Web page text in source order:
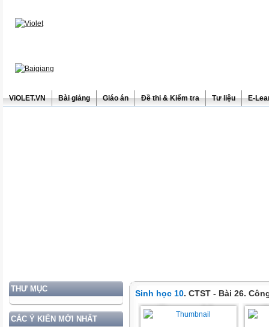
ViOLET.VN Bài giảng Giáo án Đề thi & Kiểm tra Tư liệu E-
THƯ MỤC
CÁC Ý KIẾN MỚI NHẤT
Sinh học 10. CTST - Bài 26.